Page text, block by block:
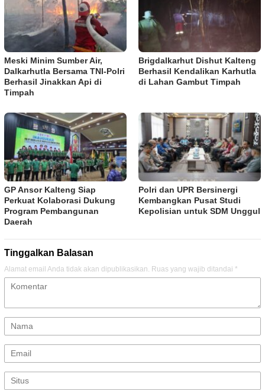
Meski Minim Sumber Air,
Dalkarhutla Bersama TNI-Polri
Berhasil Jinakkan Api di
Timpah
Brigdalkarhut Dishut Kalteng
Berhasil Kendalikan Karhutla
di Lahan Gambut Timpah
GP Ansor Kalteng Siap
Perkuat Kolaborasi Dukung
Program Pembangunan
Daerah
Polri dan UPR Bersinergi
Kembangkan Pusat Studi
Kepolisian untuk SDM Unggul
Tinggalkan Balasan
Alamat email Anda tidak akan dipublikasikan. Ruas yang wajib ditandai *